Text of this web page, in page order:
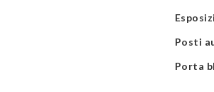
Posti
Porta